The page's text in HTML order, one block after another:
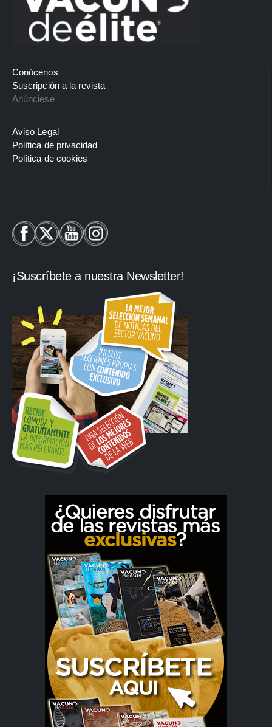
Conócenos
Suscripción a la revista
Anúnciese
Aviso Legal
Política de privacidad
Política de cookies
¡Suscríbete a nuestra Newsletter!